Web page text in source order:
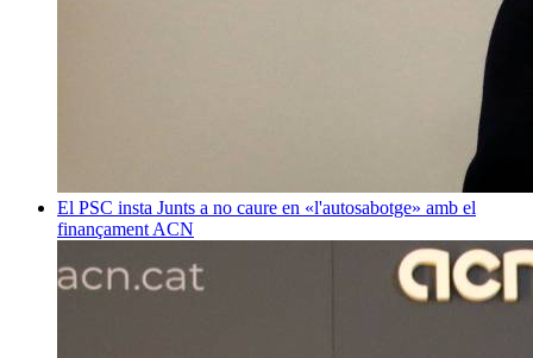
El PSC insta Junts a no caure en «l'autosabotge» amb el
finançament ACN